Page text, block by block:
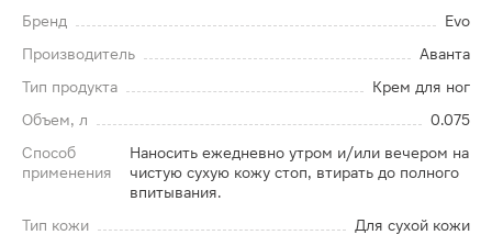
Бренд
Evo
Производитель
Аванта
Тип продукта
Крем для ног
Объем, л
0.075
Способ
применения
Наносить ежедневно утром и/или вечером на
чистую сухую кожу стоп, втирать до полного
впитывания.
Тип кожи
Для сухой кожи